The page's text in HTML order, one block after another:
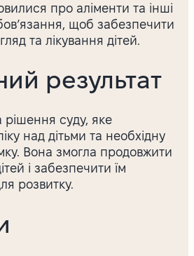
про аліменти та інші
щоб забезпечити
та лікування дітей.
результат
рішення суду, яке
над дітьми та необхідну
Вона змогла продовжити
і забезпечити їм
розвитку.